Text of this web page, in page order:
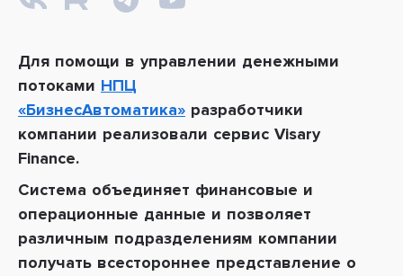
Для помощи в управлении денежными
потоками НПЦ
«БизнесАвтоматика» разработчики
компании реализовали сервис Visary
Finance.
Система объединяет финансовые и
операционные данные и позволяет
различным подразделениям компании
получать всестороннее представление о